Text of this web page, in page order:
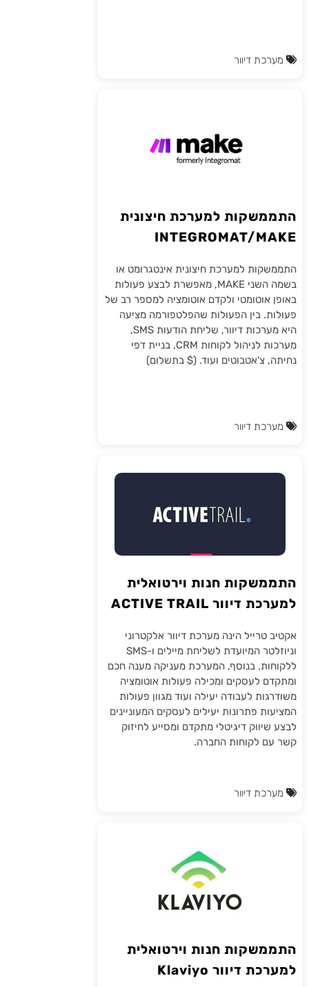
מערכת דיוור
התממשקות למערכת חיצונית
INTEGROMAT/MAKE
התממשקות למערכת חיצונית אינטגרומט או
בשמה השני MAKE, מאפשרת לבצע פעולות
באופן אוטומטי ולקדם אוטומציה למספר רב של
פעולות. בין הפעולות שהפלטפורמה מציעה
היא מערכות דיוור, שליחת הודעות SMS,
מערכות לניהול לקוחות CRM, בניית דפי
נחיתה, צ'אטבוטים ועוד. ($ בתשלום)
מערכת דיוור
התממשקות חנות וירטואלית
למערכת דיוור ACTIVE TRAIL
אקטיב טרייל הינה מערכת דיוור אלקטרוני
וניוזלטר המיועדת לשליחת מיילים ו-SMS
ללקוחות. בנוסף, המערכת מעניקה מענה חכם
ומתקדם לעסקים ומכילה פעולות אוטומציה
משודרגות לעבודה יעילה ועוד מגוון פעולות
המציעות פתרונות יעילים לעסקים המעוניינים
לבצע שיווק דיגיטלי מתקדם ומסייע לחיזוק
קשר עם לקוחות החברה.
מערכת דיוור
התממשקות חנות וירטואלית
למערכת דיוור Klaviyo